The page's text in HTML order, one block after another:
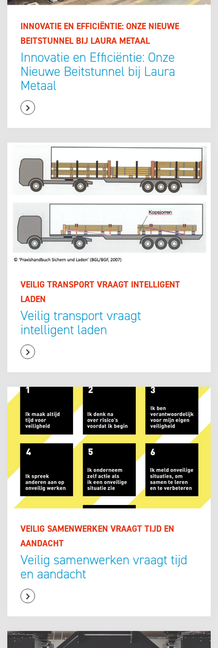
INNOVATIE EN EFFICIËNTIE: ONZE NIEUWE
BEITSTUNNEL BIJ LAURA METAAL
Innovatie en Efficiëntie: Onze
Nieuwe Beitstunnel bij Laura
Metaal
VEILIG TRANSPORT VRAAGT INTELLIGENT
LADEN
Veilig transport vraagt
intelligent laden
VEILIG SAMENWERKEN VRAAGT TIJD EN
AANDACHT
Veilig samenwerken vraagt tijd
en aandacht